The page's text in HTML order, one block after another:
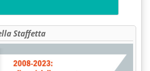
Staffetta